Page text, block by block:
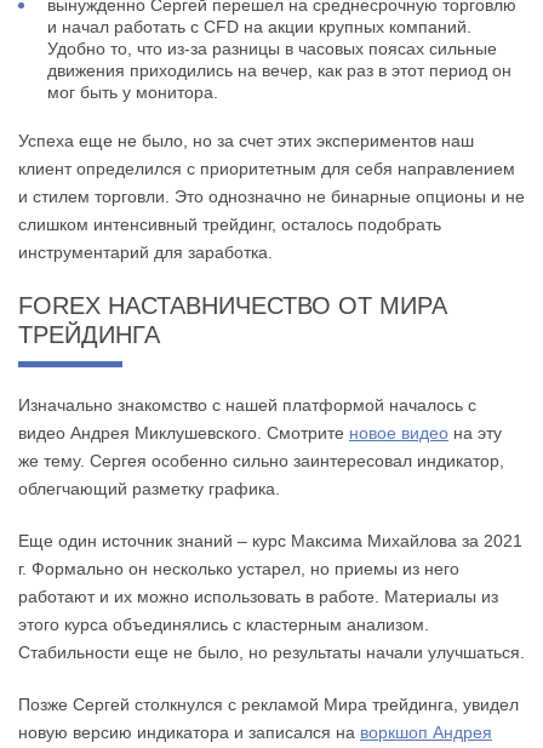
вынужденно Сергей перешел на среднесрочную торговлю
и начал работать с CFD на акции крупных компаний.
Удобно то, что из-за разницы в часовых поясах сильные
движения приходились на вечер, как раз в этот период он
мог быть у монитора.
Успеха еще не было, но за счет этих экспериментов наш
клиент определился с приоритетным для себя направлением
и стилем торговли. Это однозначно не бинарные опционы и не
слишком интенсивный трейдинг, осталось подобрать
инструментарий для заработка.
FOREX НАСТАВНИЧЕСТВО ОТ МИРА
ТРЕЙДИНГА
Изначально знакомство с нашей платформой началось с
видео Андрея Миклушевского. Смотрите новое видео на эту
же тему. Сергея особенно сильно заинтересовал индикатор,
облегчающий разметку графика.
Еще один источник знаний – курс Максима Михайлова за 2021
г. Формально он несколько устарел, но приемы из него
работают и их можно использовать в работе. Материалы из
этого курса объединялись с кластерным анализом.
Стабильности еще не было, но результаты начали улучшаться.
Позже Сергей столкнулся с рекламой Мира трейдинга, увидел
новую версию индикатора и записался на воркшоп Андрея